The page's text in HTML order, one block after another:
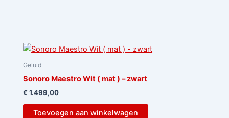
Geluid
Sonoro Maestro Wit ( mat ) – zwart
€ 1.499,00
Toevoegen aan winkelwagen